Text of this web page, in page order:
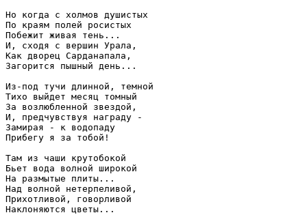
Но когда с холмов душистых
По краям полей росистых
Побежит живая тень...
И, сходя с вершин Урала,
Как дворец Сарданапала,
Загорится пышный день...
Из-под тучи длинной, темной
Тихо выйдет месяц томный
За возлюбленной звездой,
И, предчувствуя награду -
Замирая - к водопаду
Прибегу я за тобой!
Там из чаши крутобокой
Бьет вода волной широкой
На размытые плиты...
Над волной нетерпеливой,
Прихотливой, говорливой
Наклоняются цветы...